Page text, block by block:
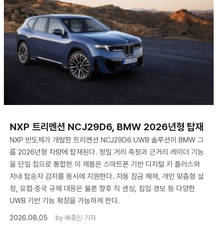
NXP 트리멘션 NCJ29D6, BMW 2026년형 탑재
NXP 반도체가 개발한 트리멘션 NCJ29D6 UWB 솔루션이 BMW 그
룹 2026년형 차량에 탑재된다. 정밀 거리 측정과 근거리 레이더 기능
을 단일 칩으로 통합한 이 제품은 스마트폰 기반 디지털 키 플러스와
차내 탑승자 감지를 동시에 지원한다. 자동 잠금 해제, 개인 맞춤형 설
정, 유럽·중국 규제 대응은 물론 향후 킥 센싱, 침입 경보 등 다양한
UWB 기반 기능 확장을 가능하게 한다.
2026.08.05
by 배종인 기자